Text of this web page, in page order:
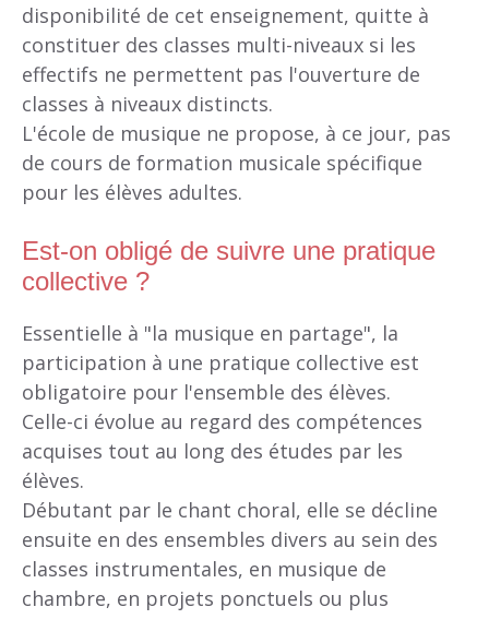
disponibilité de cet enseignement, quitte à
constituer des classes multi-niveaux si les
effectifs ne permettent pas l'ouverture de
classes à niveaux distincts.
L'école de musique ne propose, à ce jour, pas
de cours de formation musicale spécifique
pour les élèves adultes.
Est-on obligé de suivre une pratique
collective ?
Essentielle à "la musique en partage", la
participation à une pratique collective est
obligatoire pour l'ensemble des élèves.
Celle-ci évolue au regard des compétences
acquises tout au long des études par les
élèves.
Débutant par le chant choral, elle se décline
ensuite en des ensembles divers au sein des
classes instrumentales, en musique de
chambre, en projets ponctuels ou plus